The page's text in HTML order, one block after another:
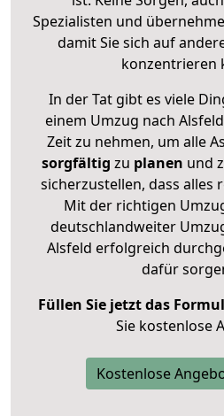
Spezialisten und
damit Sie sich auf
konzentrieren
In der Tat gibt es viele
einem Umzug nach
Zeit zu nehmen, um alle
sorgfältig zu planen und
sicherzustellen, dass alles
Mit der richtigen
deutschlandweiter
Alsfeld erfolgreich
dafür
Füllen Sie jetzt das
Sie kostenlose
Kostenlose